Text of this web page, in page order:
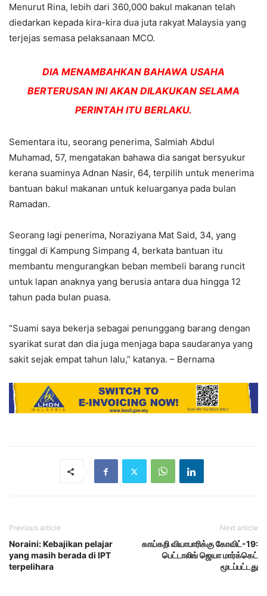
Menurut Rina, lebih dari 360,000 bakul makanan telah
diedarkan kepada kira-kira dua juta rakyat Malaysia yang
terjejas semasa pelaksanaan MCO.
DIA MENAMBAHKAN BAHAWA USAHA
BERTERUSAN INI AKAN DILAKUKAN SELAMA
PERINTAH ITU BERLAKU.
Sementara itu, seorang penerima, Salmiah Abdul
Muhamad, 57, mengatakan bahawa dia sangat bersyukur
kerana suaminya Adnan Nasir, 64, terpilih untuk menerima
bantuan bakul makanan untuk keluarganya pada bulan
Ramadan.
Seorang lagi penerima, Noraziyana Mat Said, 34, yang
tinggal di Kampung Simpang 4, berkata bantuan itu
membantu mengurangkan beban membeli barang runcit
untuk lapan anaknya yang berusia antara dua hingga 12
tahun pada bulan puasa.
“Suami saya bekerja sebagai penunggang barang dengan
syarikat surat dan dia juga menjaga bapa saudaranya yang
sakit sejak empat tahun lalu,” katanya. – Bernama
Previous article
Noraini: Kebajikan pelajar
yang masih berada di IPT
terpelihara
Next article
காய்கறி வியாபாரிக்கு கோவிட்-19:
பெட்டாலிங் ஜெயா மார்க்கெட்
மூடப்பட்டது